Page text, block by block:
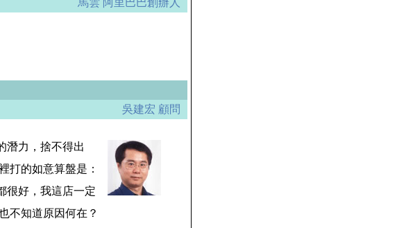
馬雲 阿里巴巴創辦人
吳建宏 顧問
潛力，捨不得出
打的如意算盤是：
很好，我這店一定
不知道原因何在？